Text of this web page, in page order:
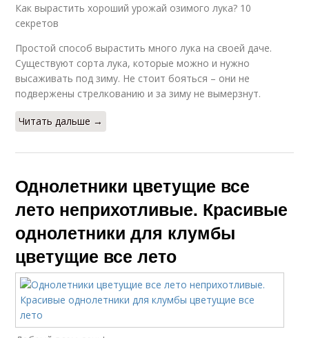
Как вырастить хороший урожай озимого лука? 10
секретов
Простой способ вырастить много лука на своей даче.
Существуют сорта лука, которые можно и нужно
высаживать под зиму. Не стоит бояться – они не
подвержены стрелкованию и за зиму не вымерзнут.
Читать дальше →
Однолетники цветущие все
лето неприхотливые. Красивые
однолетники для клумбы
цветущие все лето